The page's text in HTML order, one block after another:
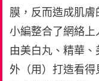
膜，反而造成肌
小編整合了網絡上
由美白丸、精華
外（用）打造看